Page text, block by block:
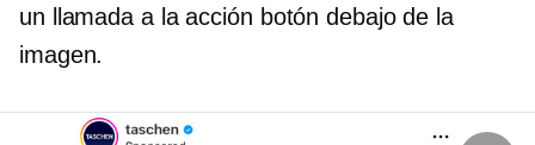
un
llamada a la acción botón debajo de la
imagen.